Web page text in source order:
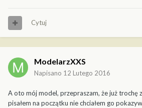
Cytuj
ModelarzXXS
Napisano 12 Lutego 2016
A oto mój model, przepraszam, że już trochę
pisałem na początku nie chciałem go